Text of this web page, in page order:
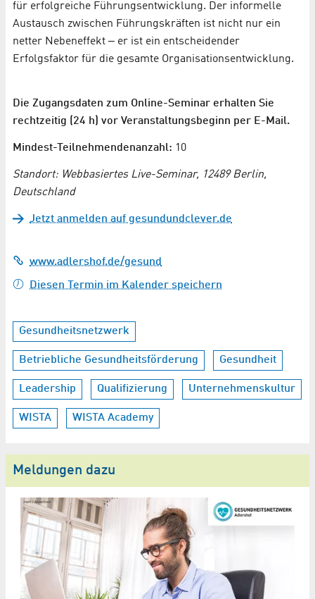
für erfolgreiche Führungsentwicklung. Der informelle
Austausch zwischen Führungskräften ist nicht nur ein
netter Nebeneffekt ‒ er ist ein entscheidender
Erfolgsfaktor für die gesamte Organisationsentwicklung.
Die Zugangsdaten zum Online-Seminar erhalten Sie
rechtzeitig (24 h) vor Veranstaltungsbeginn per E-Mail.
Mindest-Teilnehmendenanzahl: 10
Standort: Webbasiertes Live-Seminar, 12489 Berlin,
Deutschland
Jetzt anmelden auf gesundundclever.de
www.adlershof.de/gesund
Diesen Termin im Kalender speichern
Gesundheitsnetzwerk
Betriebliche Gesundheitsförderung Gesundheit
Leadership Qualifizierung Unternehmenskultur
WISTA WISTA Academy
Meldungen dazu